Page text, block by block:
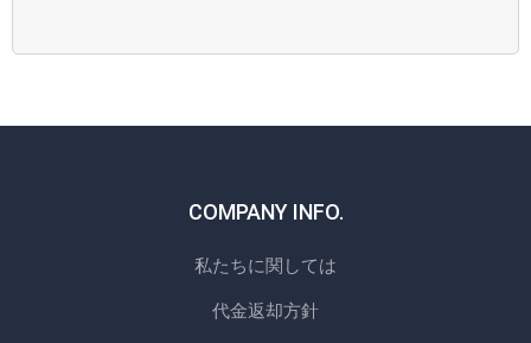
COMPANY INFO.
私たちに関しては
代金返却方針